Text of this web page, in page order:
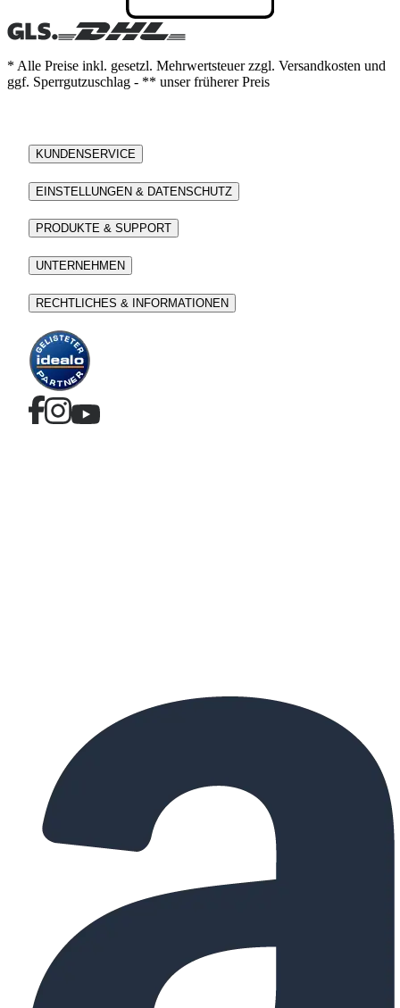
* Alle Preise inkl. gesetzl. Mehrwertsteuer zzgl. Versandkosten und
ggf. Sperrgutzuschlag - ** unser früherer Preis
KUNDENSERVICE
EINSTELLUNGEN & DATENSCHUTZ
PRODUKTE & SUPPORT
UNTERNEHMEN
RECHTLICHES & INFORMATIONEN